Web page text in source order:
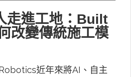
走進工地：Built
改變傳統施工模
近年來將AI、自主